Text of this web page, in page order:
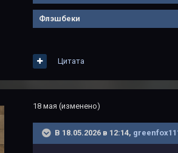
Флэшбеки
Цитата
18 мая (изменено)
В 18.05.2026 в 12:14,